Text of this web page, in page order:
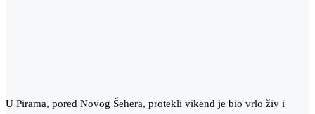
U Pirama, pored Novog Šehera, protekli vikend je bio vrlo živ i